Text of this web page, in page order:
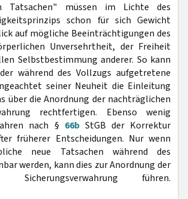
Tatsachen" müssen im Lichte des
schon für sich Gewicht
auf mögliche Beeinträchtigungen des
Unversehrtheit, der Freiheit
Selbstbestimmung anderer. So kann
während des Vollzugs aufgetretene
seiner Neuheit die Einleitung
über die Anordnung der nachträglichen
rechtfertigen. Ebenso wenig
nach § 66bStGB der Korrektur
früherer Entscheidungen. Nur wenn
neue Tatsachen während des
werden, kann dies zur Anordnung der
Sicherungsverwahrung führen.